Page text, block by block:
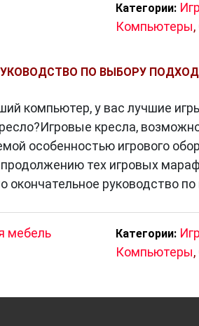
Категории:
Компьютеры,
ПО ВЫБОРУ
компьютер, у вас лучшие
кресла,
особенностью игрового
тех игровых
окончательное руководство
мебель Категории:
Компьютеры,